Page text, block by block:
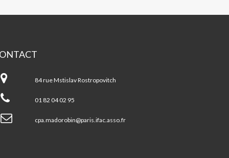
84 rue Mstislav Rostropovitch
01 82 04 02 95
cpa.madorobin@paris.ifac.asso.fr